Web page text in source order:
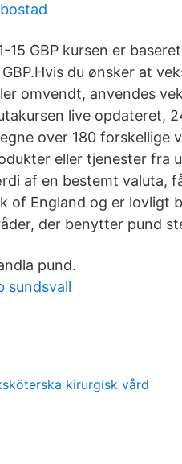
15 GBP kursen er
du ønsker at
omvendt, anvendes
live opdateret,
over 180 forskellige
eller tjenester fra
af en bestemt valuta,
of England og er lovligt
der benytter pund
pund.
sundsvall
kirurgisk vård